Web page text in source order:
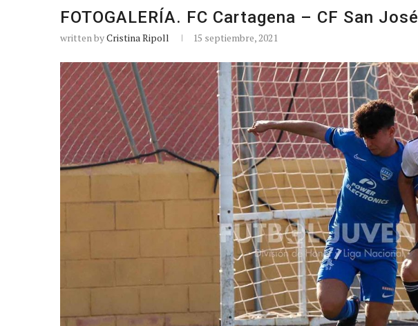
FOTOGALERÍA. FC Cartagena – CF San José
written byCristina Ripoll 15 septiembre, 2021